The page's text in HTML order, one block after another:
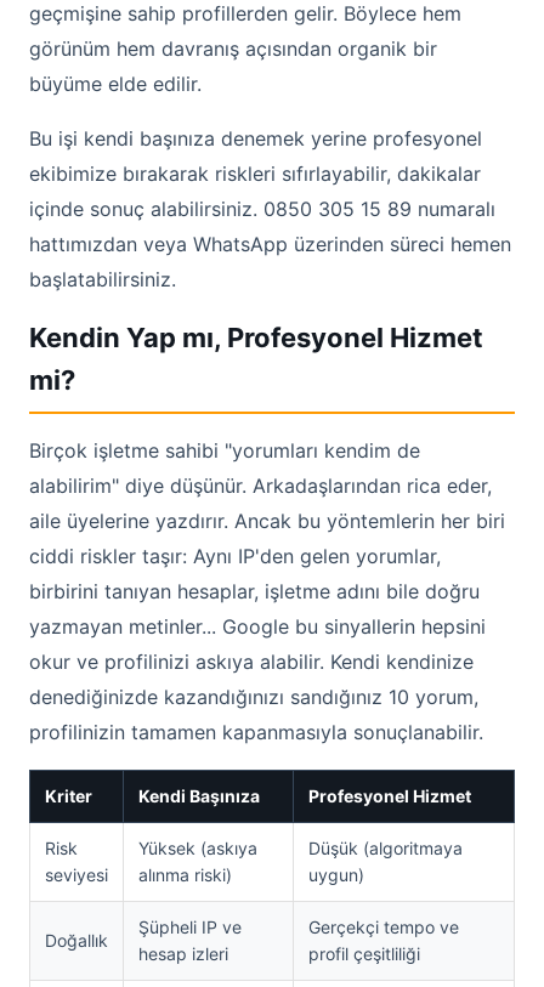
geçmişine sahip profillerden gelir. Böylece hem
görünüm hem davranış açısından organik bir
büyüme elde edilir.
Bu işi kendi başınıza denemek yerine profesyonel
ekibimize bırakarak riskleri sıfırlayabilir, dakikalar
içinde sonuç alabilirsiniz. 0850 305 15 89 numaralı
hattımızdan veya WhatsApp üzerinden süreci hemen
başlatabilirsiniz.
Kendin Yap mı, Profesyonel Hizmet
mi?
Birçok işletme sahibi "yorumları kendim de
alabilirim" diye düşünür. Arkadaşlarından rica eder,
aile üyelerine yazdırır. Ancak bu yöntemlerin her biri
ciddi riskler taşır: Aynı IP'den gelen yorumlar,
birbirini tanıyan hesaplar, işletme adını bile doğru
yazmayan metinler... Google bu sinyallerin hepsini
okur ve profilinizi askıya alabilir. Kendi kendinize
denediğinizde kazandığınızı sandığınız 10 yorum,
profilinizin tamamen kapanmasıyla sonuçlanabilir.
Kriter Kendi Başınıza Profesyonel Hizmet
Risk
seviyesi
Yüksek (askıya
alınma riski)
Düşük (algoritmaya
uygun)
Doğallık
Şüpheli IP ve
hesap izleri
Gerçekçi tempo ve
profil çeşitliliği